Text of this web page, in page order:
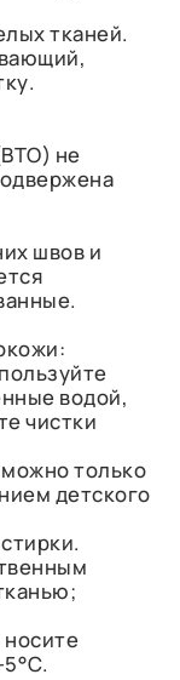
тканей.
не
швов и
водой,
чистки
только
детского